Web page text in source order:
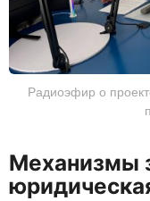
Радиоэфир о
Механизмы